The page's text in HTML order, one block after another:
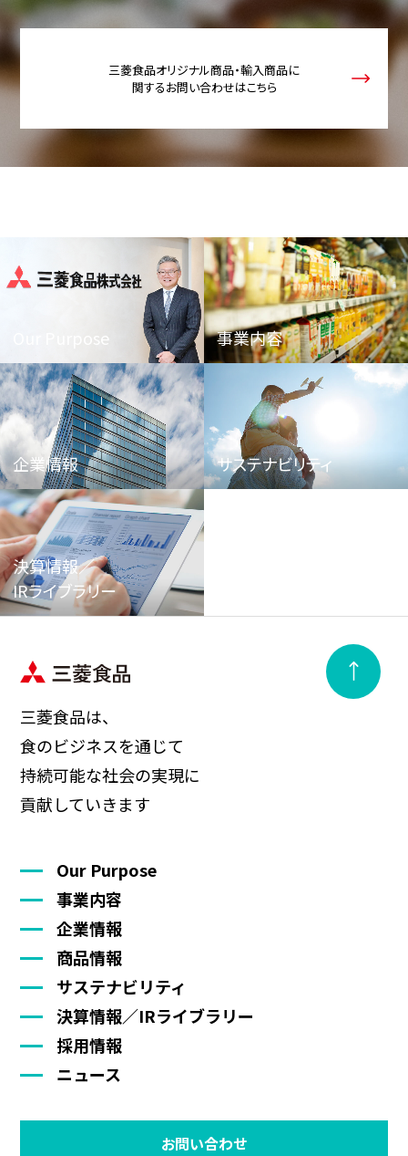
三菱食品オリジナル商品・輸入商品に
関するお問い合わせはこちら
Our Purpose 事業内容
企業情報 サステナビリティ
決算情報／
IRライブラリー
三菱食品は、
食のビジネスを通じて
持続可能な社会の実現に
貢献していきます
Our Purpose
事業内容
企業情報
商品情報
サステナビリティ
決算情報／IRライブラリー
採用情報
ニュース
お問い合わせ